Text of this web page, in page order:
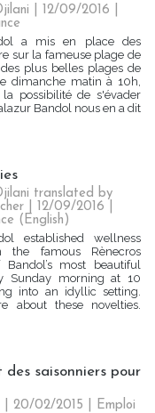
| 12/09/2016
a mis en place des
sur la fameuse plage de
plus belles plages de
dimanche matin à 10h,
possibilité de s'évader
Bandol nous en a dit
translated by
| 12/09/2016
(English)
established wellness
the famous Rènecros
most beautiful
Sunday morning at 10
into an idyllic setting.
about these novelties.
des saisonniers pour
| 20/02/2015
Emploi